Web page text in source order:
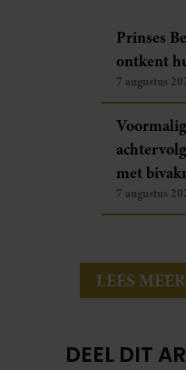
Prinses
ontkent
7 augustus
met
7 augustus
LEES
DEEL DIT